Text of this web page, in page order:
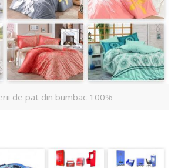
de pat din bumbac 100%